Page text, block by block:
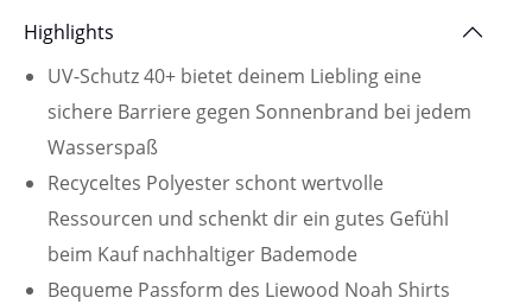
Highlights
UV-Schutz 40+ bietet deinem Liebling eine
sichere Barriere gegen Sonnenbrand bei jedem
Wasserspaß
Recyceltes Polyester schont wertvolle
Ressourcen und schenkt dir ein gutes Gefühl
beim Kauf nachhaltiger Bademode
Bequeme Passform des Liewood Noah Shirts